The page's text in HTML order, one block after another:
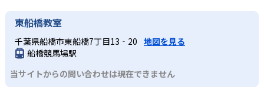
つけられるだろう。
また、自学学習スタイルで学ぶ子どもたちは、自らの学習
課題に気がつくようになる。学年を超えた範囲も学習でき
るため、早い時期から高校教材に進む生徒もいる。
03 フレキシブルな受講スタイル
中学に向けて苦手教科を克服したい子ども向け
KUMONでは経験豊富な先生が、子どものやる気を引き出せ
るよう適切なヒントを与えたり、声かけをしたりしてい
少しずつ苦手意識を克服できるだろう。
ルから学習できるため、難しすぎてやる気を損ねたり、簡
単すぎて退屈することもない。
どんなデメリットがある？
KUMONでは、中高生のクラスでも数学・英語・国語の3教
科に限られるため、その他の教科に関しては他塾を検討す
る必要があるだろう。
KUMONは、公式サイトでは合格実績は公開していない。志
望校への実績があるかどうかは、通う予定の教室に問い合
わせたい。
東船橋教室
千葉県船橋市東船橋7丁目13‐20 地図を見る
船橋競馬場駅
当サイトからの問い合わせは現在できません